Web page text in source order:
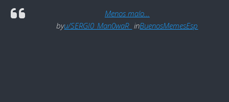
Menos malo…
byu/SERGI0_Man0waR_ inBuenosMemesEsp